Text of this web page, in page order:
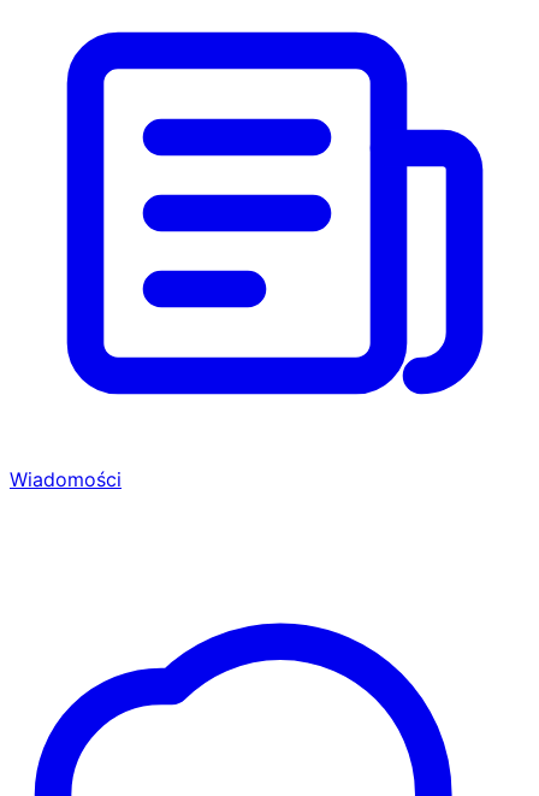
Wiadomości